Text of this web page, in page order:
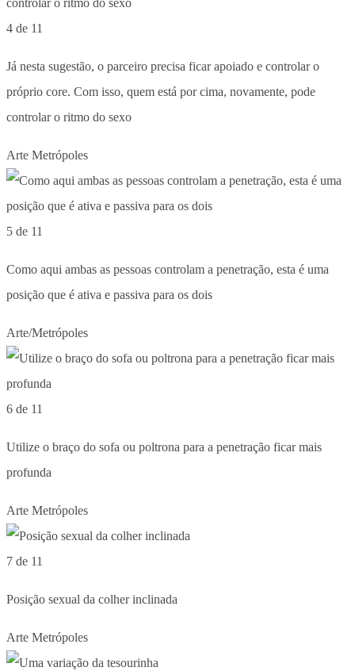
4 de 11
Já nesta sugestão, o parceiro precisa ficar apoiado e controlar o
próprio core. Com isso, quem está por cima, novamente, pode
controlar o ritmo do sexo
Arte Metrópoles
5 de 11
Como aqui ambas as pessoas controlam a penetração, esta é uma
posição que é ativa e passiva para os dois
Arte/Metrópoles
6 de 11
Utilize o braço do sofa ou poltrona para a penetração ficar mais
profunda
Arte Metrópoles
7 de 11
Posição sexual da colher inclinada
Arte Metrópoles